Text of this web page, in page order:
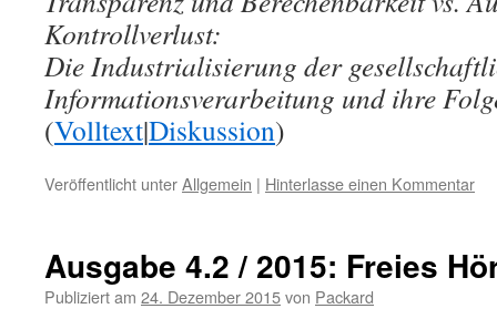
Kontrollverlust:
Die Industrialisierung der
Informationsverarbeitung und ihre
(Volltext|Diskussion)
Veröffentlicht unterAllgemein | Hinterlasse einen Kommentar
Ausgabe 4.2 / 2015: Freies
Publiziert am 24. Dezember 2015von Packard